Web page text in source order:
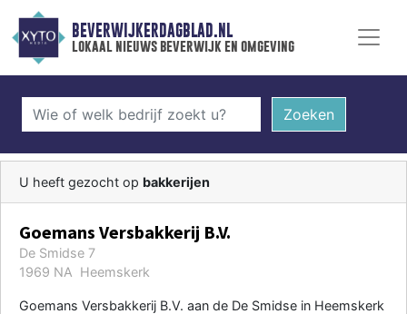
BEVERWIJKERDAGBLAD.NL
lokaal nieuws beverwijk en omgeving
Zoeken
U heeft gezocht op bakkerijen
Goemans Versbakkerij B.V.
De Smidse 7
1969 NA Heemskerk
Goemans Versbakkerij B.V. aan de De Smidse in Heemskerk